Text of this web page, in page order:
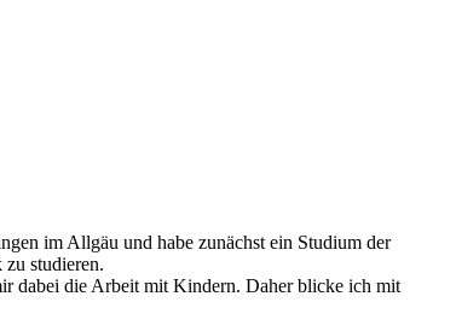
im Allgäu und habe zunächst ein Studium der
studieren.
dabei die Arbeit mit Kindern. Daher blicke ich mit